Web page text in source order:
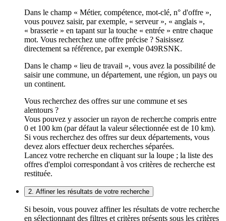
Dans le champ « Métier, compétence, mot-clé, n° d'offre »,
vous pouvez saisir, par exemple, « serveur », « anglais »,
« brasserie » en tapant sur la touche « entrée » entre chaque
mot. Vous recherchez une offre précise ? Saisissez
directement sa référence, par exemple 049RSNK.
Dans le champ « lieu de travail », vous avez la possibilité de
saisir une commune, un département, une région, un pays ou
un continent.
Vous recherchez des offres sur une commune et ses
alentours ?
Vous pouvez y associer un rayon de recherche compris entre
0 et 100 km (par défaut la valeur sélectionnée est de 10 km).
Si vous recherchez des offres sur deux départements, vous
devez alors effectuer deux recherches séparées.
Lancez votre recherche en cliquant sur la loupe ; la liste des
offres d'emploi correspondant à vos critères de recherche est
restituée.
2. Affiner les résultats de votre recherche
Si besoin, vous pouvez affiner les résultats de votre recherche
en sélectionnant des filtres et critères présents sous les critères